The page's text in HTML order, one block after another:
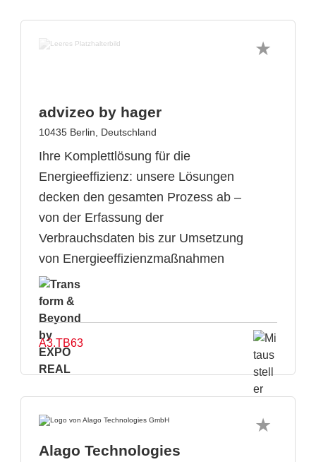
advizeo by hager
10435 Berlin, Deutschland
Ihre Komplettlösung für die
Energieeffizienz: unsere Lösungen
decken den gesamten Prozess ab –
von der Erfassung der
Verbrauchsdaten bis zur Umsetzung
von Energieeffizienzmaßnahmen
A3.TB63
Alago Technologies